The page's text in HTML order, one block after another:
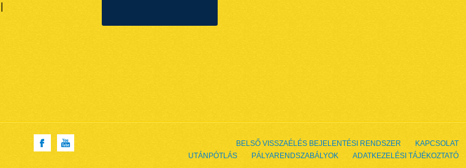
BELSŐ VISSZAÉLÉS BEJELENTÉSI RENDSZER
KAPCSOLAT
UTÁNPÓTLÁS
PÁLYARENDSZABÁLYOK ADATKEZELÉSI TÁJÉKOZTATÓ